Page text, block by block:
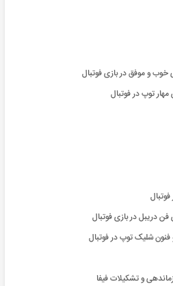
خوب و موفق در بازی فوتبال
توپ در فوتبال
فوتبال
دریبل در بازی فوتبال
فنون شلیک توپ در فوتبال
و تشکیلات فیفا